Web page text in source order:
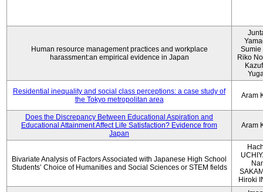
Human resource management practices and workplace
harassment:an empirical evidence in Japan
Sumie
Riko
Residential inequality and social class perceptions: a case study of
the Tokyo metropolitan area
Aram
Does the Discrepancy Between Educational Aspiration and
Educational Attainment Affect Life Satisfaction? Evidence from
Japan
Aram
Bivariate Analysis of Factors Associated with Japanese High School
Students’ Choice of Humanities and Social Sciences or STEM fields
Hiroki